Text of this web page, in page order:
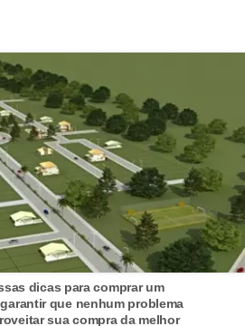
dicas para comprar um
que nenhum problema
sua compra da melhor